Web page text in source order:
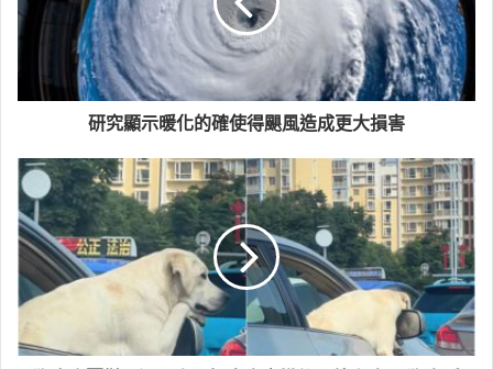
研究顯示暖化的確使得颶風造成更大損害